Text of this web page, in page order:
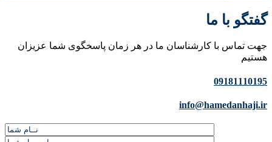
گفتگو با ما
جهت تماس با کارشناسان ما در هر زمان پاسخگوی شما عزیزان
هستیم
09181110195
info@hamedanhaji.ir